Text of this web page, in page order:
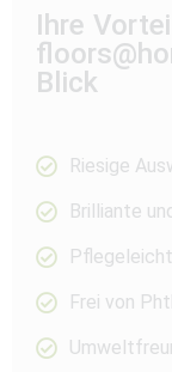
Ihre
Blick
Riesige
Brilliante
Frei von